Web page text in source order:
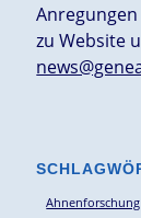
zu Website
Ahnenforschung